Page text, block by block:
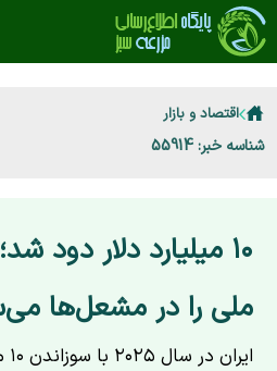
اقتصاد و بازار
شناسه خبر: 55914
۱۰ میلیارد دلار دود
ملی را در مشعل‌ها